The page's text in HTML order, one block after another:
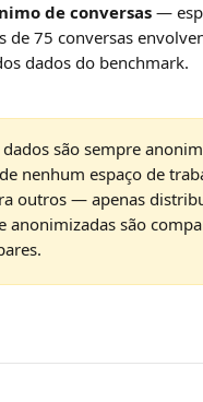
de conversas —
de 75 conversas
dados do benchmark.
dados são sempre
nenhum espaço de
outros — apenas
anonimizadas são